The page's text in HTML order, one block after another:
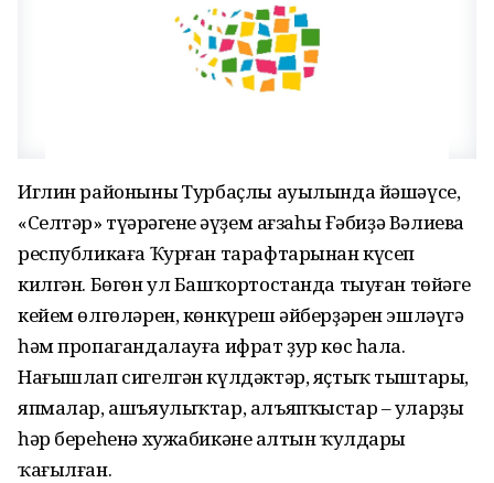
Иглин районының Турбаҫлы ауылында йәшәүсе,
«Селтәр» түңәрәгенең әүҙем ағзаһы Ғәбиҙә Вәлиева
республикаға Ҡурған тарафтарынан күсеп
килгән. Бөгөн ул Башҡортостанда тыуған төйәге
кейем өлгөләрен, көнкүреш әйберҙәрен эшләүгә
һәм пропагандалауға ифрат ҙур көс һала.
Нағышлап сигелгән күлдәктәр, яҫтыҡ тыштары,
япмалар, ашъяулыҡтар, алъяпҡыстар – уларҙың
һәр береһенә хужабикәнең алтын ҡулдары
ҡағылған.